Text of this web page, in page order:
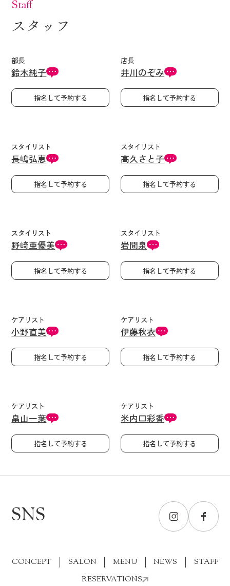
Staff
スタッフ
部長
鈴木純子
指名して予約する
店長
井川のぞみ
指名して予約する
スタイリスト
長嶋弘恵
指名して予約する
スタイリスト
高久さと子
指名して予約する
スタイリスト
野崎亜優美
指名して予約する
スタイリスト
岩間泉
指名して予約する
ケアリスト
小野直美
指名して予約する
ケアリスト
伊藤秋衣
指名して予約する
ケアリスト
畠山一葉
指名して予約する
ケアリスト
米内口彩香
指名して予約する
SNS
CONCEPT SALON MENU NEWS
STAFF
RESERVATIONS